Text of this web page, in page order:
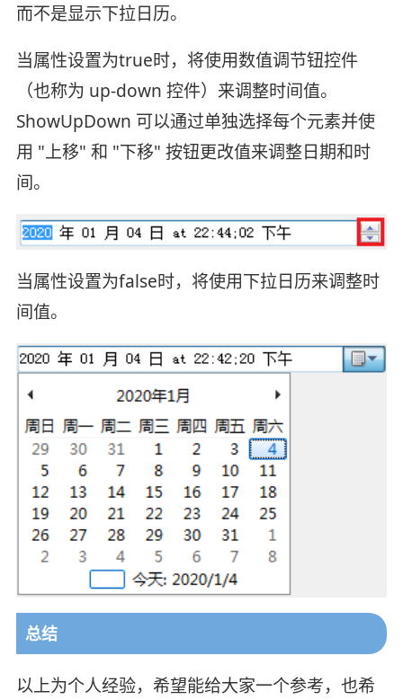
而不是显示下拉日历。
当属性设置为true时，将使用数值调节钮控件
（也称为 up-down 控件）来调整时间值。
ShowUpDown 可以通过单独选择每个元素并使
用 "上移" 和 "下移" 按钮更改值来调整日期和时
间。
当属性设置为false时，将使用下拉日历来调整时
间值。
总结
以上为个人经验，希望能给大家一个参考，也希